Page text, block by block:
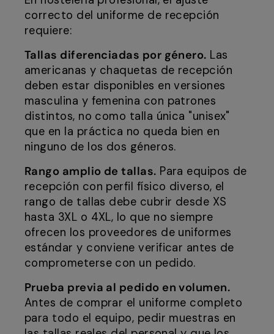
correcto del uniforme de recepción
requiere:
Tallas diferenciadas por género. Las
americanas y chaquetas de recepción
deben estar disponibles en versiones
masculina y femenina con patrones
distintos, no como talla única "unisex"
que en la práctica no queda bien en
ninguno de los dos géneros.
Rango amplio de tallas. Para equipos de
recepción con perfil físico diverso, el
rango de tallas debe cubrir desde XS
hasta 3XL o 4XL, lo que no siempre
ofrecen los proveedores de uniformes
estándar y conviene verificar antes de
comprometerse con un pedido.
Prueba previa al pedido en volumen.
Antes de comprar el uniforme completo
para todo el equipo, pedir muestras en